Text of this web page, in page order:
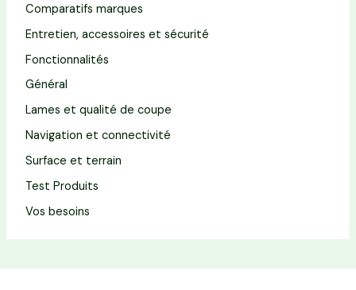
Comparatifs marques
Entretien, accessoires et sécurité
Fonctionnalités
Général
Lames et qualité de coupe
Navigation et connectivité
Surface et terrain
Test Produits
Vos besoins